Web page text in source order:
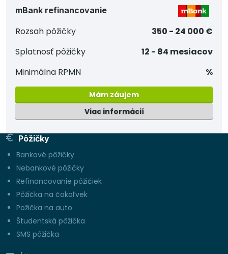
mBank refinancovanie
Rozsah pôžičky
350 - 24 000 €
Splatnosť pôžičky
12 - 84 mesiacov
Minimálna RPMN
%
Mám záujem
Viac informácií
Pôžičky
Bankové pôžičky
Nebankové pôžičky
Refinancovanie pôžičiek
Pôžička na čokoľvek
Požička na auto
Študentská pôžička
SMS pôžička